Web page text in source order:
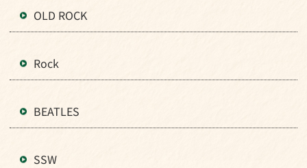
OLD ROCK
Rock
BEATLES
SSW